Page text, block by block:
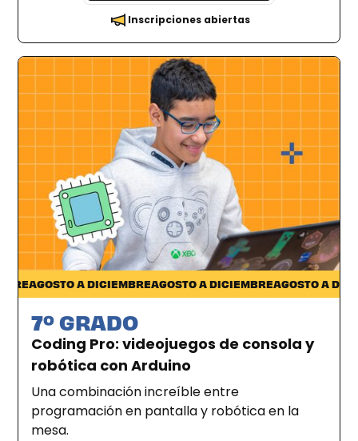
Inscripciones abiertas
Pocitos
AGOSTO A DICIEMBREAGOSTO A DICIEMBREAGOSTO A
7º GRADO
Coding Pro: videojuegos de consola y
robótica con Arduino
Una combinación increíble entre
programación en pantalla y robótica en la
mesa.